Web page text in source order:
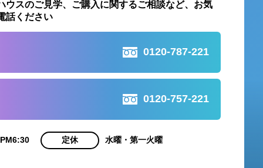
ウスのご見学、ご購入に関するご相談など、お気
話ください
0120-787-221
0120-757-221
定休 水曜・第一火曜